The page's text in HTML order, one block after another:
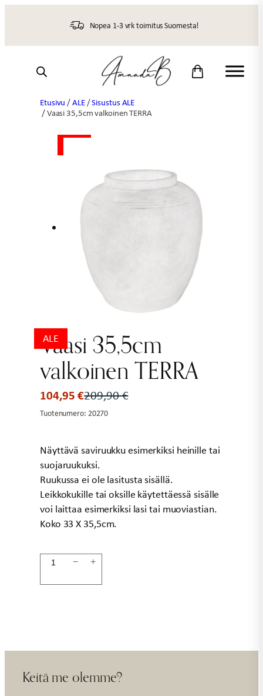
Nopea 1-3 vrk toimitus Suomesta!
Etusivu /ALE/Sisustus ALE
/ Vaasi 35,5cm valkoinen TERRA
ALE
Vaasi 35,5cm
valkoinen TERRA
209,90€
Alkuperäinen
hinta
104,95€
Nykyinen
hinta
Tuotenumero: 20270
Näyttävä saviruukku esimerkiksi heinille tai
suojaruukuksi.
Ruukussa ei ole lasitusta sisällä.
Leikkokukille tai oksille käytettäessä sisälle
voi laittaa esimerkiksi lasi tai muoviastian.
Koko 33 X 35,5cm.
Vaasi
− +
Keitä me olemme?